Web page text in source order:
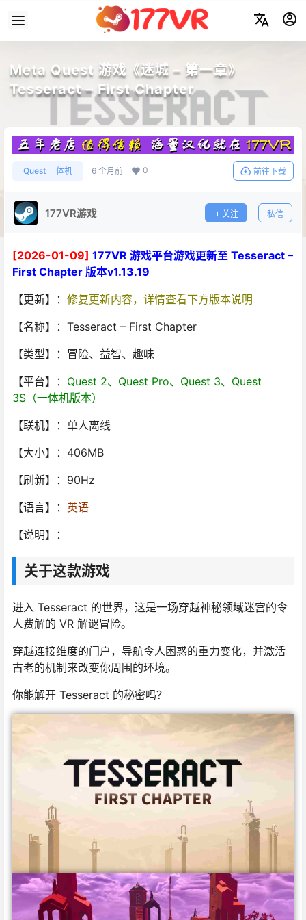
Meta Quest 游戏《迷城 – 第一章》
Tesseract – First Chapter
Quest 一体机 6 个月前 0 前往下载
177VR游戏 关注 私信
[2026-01-09] 177VR 游戏平台游戏更新至 Tesseract –
First Chapter 版本v1.13.19
【更新】： 修复更新内容，详情查看下方版本说明
【名称】：Tesseract – First Chapter
【类型】：冒险、益智、趣味
【平台】： Quest 2、Quest Pro、Quest 3、Quest
3S（一体机版本）
【联机】：单人离线
【大小】：406MB
【刷新】：90Hz
【语言】： 英语
【说明】：
关于这款游戏
进入 Tesseract 的世界，这是一场穿越神秘领域迷宫的令
人费解的 VR 解谜冒险。
穿越连接维度的门户，导航令人困惑的重力变化，并激活
古老的机制来改变你周围的环境。
你能解开 Tesseract 的秘密吗？